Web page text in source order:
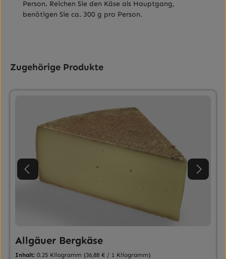
Person. Reichen Sie den Käse als Hauptgang,
benötigen Sie ca. 300 g pro Person.
Produktgalerie überspringen
Zugehörige Produkte
Allgäuer Bergkäse
Inhalt:0.25 Kilogramm (36,88 € / 1 Kilogramm)